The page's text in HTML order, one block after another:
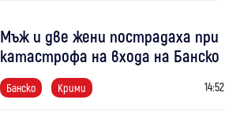
Мъж и две жени пострадаха при
катастрофа на входа на Банско
Банско Крими 14:52